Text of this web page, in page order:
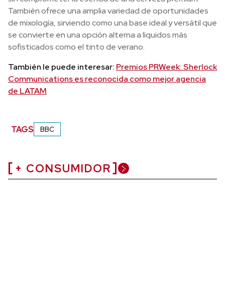
También ofrece una amplia variedad de oportunidades
de mixología, sirviendo como una base ideal y versátil que
se convierte en una opción alterna a líquidos más
sofisticados como el tinto de verano.
También le puede interesar: Premios PRWeek: Sherlock
Communications es reconocida como mejor agencia
de LATAM
TAGS BBC
+ CONSUMIDOR